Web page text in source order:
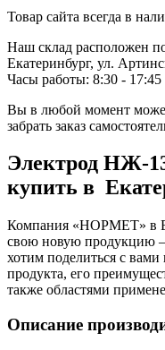
Товар сайта всегда в
Наш склад расположен по
Екатеринбург, ул.
Часы работы: 8:30 - 17:45
Вы в любой момент
забрать заказ
Электрод НЖ-
купить в
Компания «НОРМЕТ» в
свою новую продукцию
хотим поделиться с
продукта, его
также областями
Описание